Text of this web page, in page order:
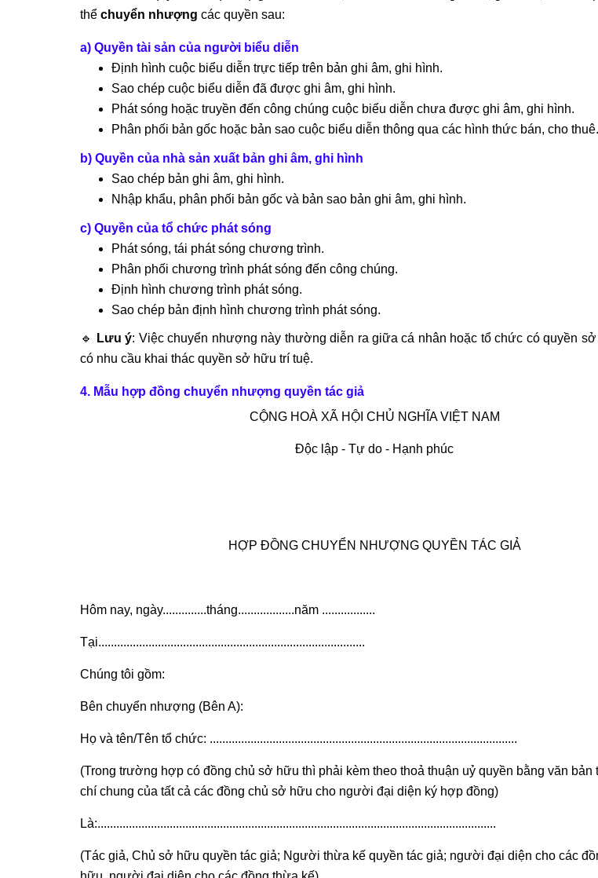
thể chuyển nhượng các quyền sau:
a) Quyền tài sản của người biểu diễn
Định hình cuộc biểu diễn trực tiếp trên bản ghi âm, ghi hình.
Sao chép cuộc biểu diễn đã được ghi âm, ghi hình.
Phát sóng hoặc truyền đến công chúng cuộc biểu diễn chưa được ghi âm, ghi hình.
Phân phối bản gốc hoặc bản sao cuộc biểu diễn thông qua các hình thức bán, cho thuê.
b) Quyền của nhà sản xuất bản ghi âm, ghi hình
Sao chép bản ghi âm, ghi hình.
Nhập khẩu, phân phối bản gốc và bản sao bản ghi âm, ghi hình.
c) Quyền của tổ chức phát sóng
Phát sóng, tái phát sóng chương trình.
Phân phối chương trình phát sóng đến công chúng.
Định hình chương trình phát sóng.
Sao chép bản định hình chương trình phát sóng.
🔹 Lưu ý: Việc chuyển nhượng này thường diễn ra giữa cá nhân hoặc tổ chức có quyền
có nhu cầu khai thác quyền sở hữu trí tuệ.
4. Mẫu hợp đồng chuyển nhượng quyền tác giả
CỘNG HOÀ XÃ HỘI CHỦ NGHĨA VIỆT NAM
Độc lập - Tự do - Hạnh phúc
HỢP ĐỒNG CHUYỂN NHƯỢNG QUYỀN TÁC GIẢ
Hôm nay, ngày..............tháng..................năm .................
Tại.....................................................................................
Chúng tôi gồm:
Bên chuyển nhượng (Bên A):
Họ và tên/Tên tổ chức: ..................................................................................................
(Trong trường hợp có đồng chủ sở hữu thì phải kèm theo thoả thuận uỷ quyền bằng văn bản
chí chung của tất cả các đồng chủ sở hữu cho người đại diện ký hợp đồng)
Là:...............................................................................................................................
(Tác giả, Chủ sở hữu quyền tác giả; Người thừa kế quyền tác giả; người đại diện cho các